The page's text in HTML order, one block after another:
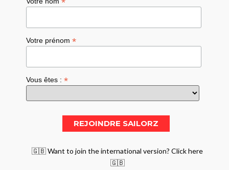
*
Votre prénom*
Vous êtes :*
🇬🇧 Want to join the international version? Click here
🇬🇧